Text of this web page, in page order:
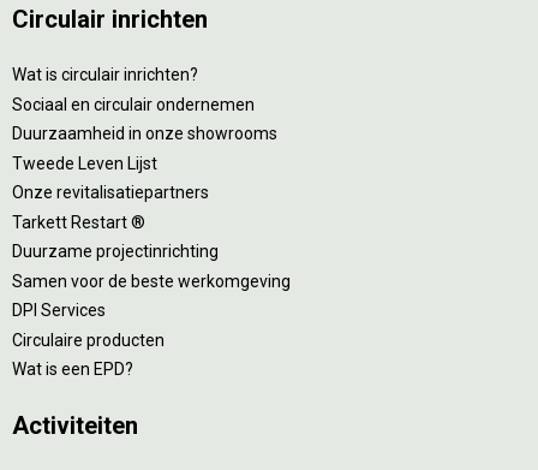
Circulair inrichten
Wat is circulair inrichten?
Sociaal en circulair ondernemen
Duurzaamheid in onze showrooms
Tweede Leven Lijst
Onze revitalisatiepartners
Tarkett Restart ®
Duurzame projectinrichting
Samen voor de beste werkomgeving
DPI Services
Circulaire producten
Wat is een EPD?
Activiteiten